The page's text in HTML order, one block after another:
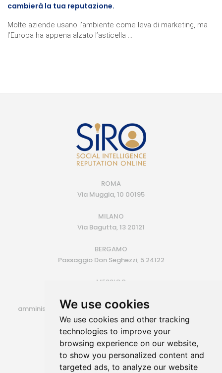
We use cookies
We use cookies and other tracking
technologies to improve your
browsing experience on our website,
to show you personalized content and
targeted ads, to analyze our website
cambierà la tua reputazione.
Molte aziende usano l’ambiente come leva di marketing, ma
l’Europa ha appena alzato l’asticella ...
ROMA
Via Muggia, 10 00195
MILANO
Via Bagutta, 13 20121
BERGAMO
Passaggio Don Seghezzi, 5 24122
MESSICO
amministrazione@siroconsulting.com | +39.335.6409500
P.IVA 14725801006